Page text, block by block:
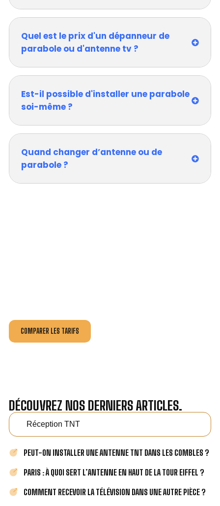
Quel est le prix d'un dépanneur de
parabole ou d'antenne tv ?
Est-il possible d'installer une parabole
soi-même ?
Quand changer d’antenne ou de
parabole ?
COMPARER LES TARIFS
DÉCOUVREZ NOS DERNIERS ARTICLES.
Réception TNT
PEUT-ON INSTALLER UNE ANTENNE TNT DANS LES COMBLES ?
PARIS : À QUOI SERT L’ANTENNE EN HAUT DE LA TOUR EIFFEL ?
COMMENT RECEVOIR LA TÉLÉVISION DANS UNE AUTRE PIÈCE ?